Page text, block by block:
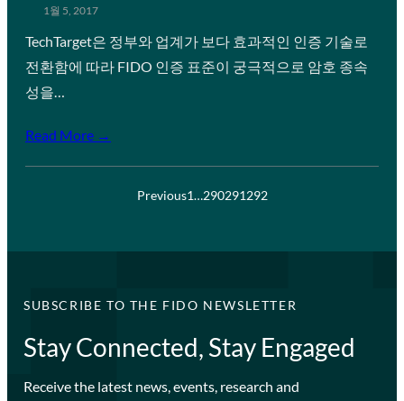
1월 5, 2017
TechTarget은 정부와 업계가 보다 효과적인 인증 기술로
전환함에 따라 FIDO 인증 표준이 궁극적으로 암호 종속
성을…
Read More →
Previous1…290291292
SUBSCRIBE TO THE FIDO NEWSLETTER
Stay Connected, Stay Engaged
Receive the latest news, events, research and